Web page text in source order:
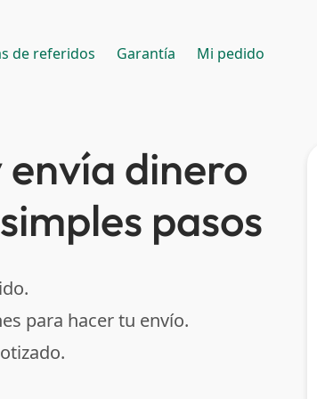
de referidos Garantía Mi pedido
dinero
pasos
para hacer tu envío.